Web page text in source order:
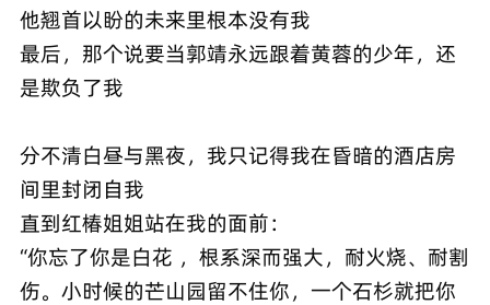
他翘首以盼的未来里根本没有我
最后，那个说要当郭靖永远跟着黄蓉的少年，还
是欺负了我
分不清白昼与黑夜，我只记得我在昏暗的酒店房
间里封闭自我
直到红椿姐姐站在我的面前：
“你忘了你是白花 ，根系深而强大，耐火烧、耐割
伤。小时候的芒山园留不住你，一个石杉就把你